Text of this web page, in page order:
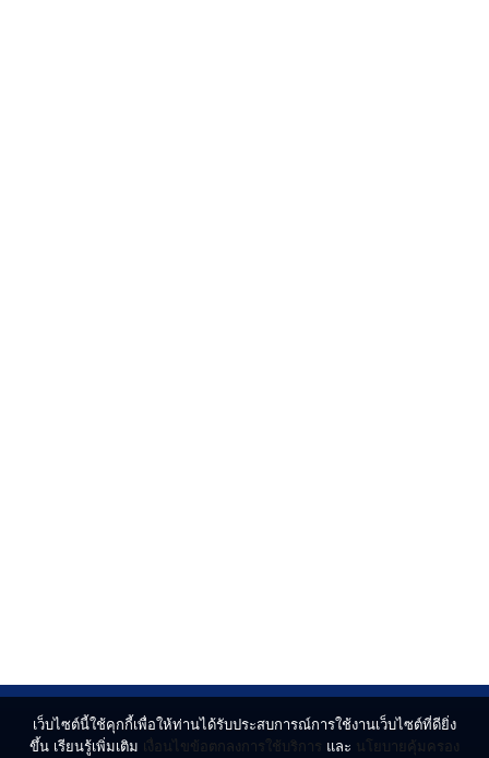
เว็บไซต์นี้ใช้คุกกี้เพื่อให้ท่านได้รับประสบการณ์การใช้งานเว็บไซต์ที่ดียิ่ง
ขึ้น เรียนรู้เพิ่มเติม เงื่อนไขข้อตกลงการใช้บริการ และ นโยบายคุ้มครอง